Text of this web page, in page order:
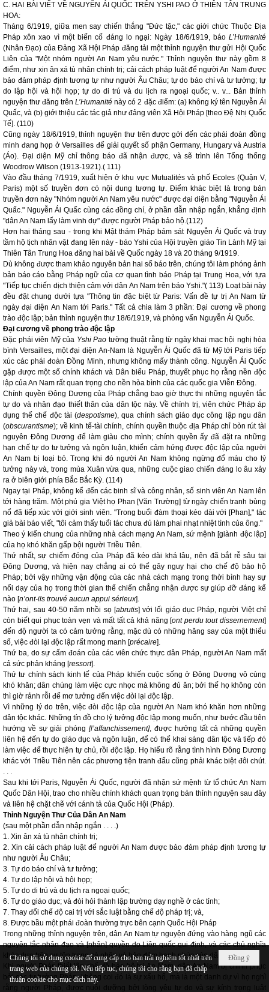
C. HAI BÀI VIẾT VỀ NGUYỄN ÁI QUỐC TRÊN YSHI PAO Ở THIÊN TÂN TRUNG
HOA:
Tháng 6/1919, giữa men say chiến thắng "Đức tặc," các giới chức Thuộc Địa
Pháp xôn xao vì một biến cố đáng lo ngại: Ngày 18/6/1919, báo L’Humanité
(Nhân Đạo) của Đảng Xã Hội Pháp đăng tải một thỉnh nguyện thư gửi Hội Quốc
Liên của "Một nhóm người An Nam yêu nước." Thỉnh nguyện thư này gồm 8
điểm, như xin ân xá tù nhân chính trị; cải cách pháp luật để người An Nam được
bảo đảm pháp định tương tự như người Âu Châu; tự do báo chí và tư tưởng; tự
do lập hội và hội họp; tự do di trú và du lịch ra ngoại quốc; v.. v... Bản thỉnh
nguyện thư đăng trênL’Humaniténày có 2 đặc điểm: (a) không ký tên Nguyễn Ái
Quấc, và (b) giới thiệu các tác giả như đảng viên Xã Hội Pháp [theo Đệ Nhị Quốc
Tế]. (110)
Cũng ngày 18/6/1919, thỉnh nguyện thư trên được gởi đến các phái đoàn đồng
minh đang họp ở Versailles để giải quyết số phận Germany, Hungary và Austria
(Áo). Đại diện Mỹ chỉ thông báo đã nhận được, và sẽ trình lên Tổng thống
Woodrow Wilson (1913-1921).( 111)
Vào đầu tháng 7/1919, xuất hiện ở khu vực Mutualités và phố Ecoles (Quận V,
Paris) một số truyền đơn có nội dung tương tự. Điểm khác biệt là trong bản
truyền đơn này "Nhóm người An Nam yêu nước" được đại diện bằng "Nguyễn Ái
Quấc." Nguyễn Ái Quấc cùng các đồng chí, ở phần dẫn nhập ngắn, khẳng định
"dân An Nam lấy làm vinh dự" được người Pháp bảo hộ.(112)
Hơn hai tháng sau - trong khi Mật thám Pháp bám sát Nguyễn Ái Quốc và truy
tầm hộ tịch nhân vật đang lên này - báo Yshi của Hội truyền giáo Tin Lành Mỹ tại
Thiên Tân Trung Hoa đăng hai bài về Quốc ngày 18 và 20 tháng 9/1919.
Dù không được tham khảo nguyên bản hai số báo trên, chúng tôi làm phóng ảnh
bản báo cáo bằng Pháp ngữ của cơ quan tình báo Pháp tại Trung Hoa, với tựa
"Tiếp tục chiến dịch thiện cảm với dân An Nam trên báo Yshi."( 113) Loạt bài này
đều đặt chung dưới tựa "Thông tin đặc biệt từ Paris: Vấn đề tự trị An Nam từ
ngày đại diện An Nam tới Paris." Tất cả chia làm 3 phần: Đại cương về phong
trào độc lập; bản thỉnh nguyện thư 18/6/1919, và phỏng vấn Nguyễn Ái Quốc.
Đại cương về phong trào độc lập
Đặc phái viên Mỹ của Yshi Pao tường thuật rằng từ ngày khai mạc hội nghị hòa
bình Versailles, một đại diện An-Nam là Nguyễn Ái Quốc đã từ Mỹ tới Paris tiếp
xúc các phái đoàn Đồng Minh, nhưng không mấy thành công. Nguyễn Ái Quốc
gặp được một số chính khách và Dân biểu Pháp, thuyết phục họ rằng nền độc
lập của An Nam rất quan trọng cho nền hòa bình của các quốc gia Viễn Đông.
Chính quyền Đông Dương của Pháp chẳng bao giờ thực thi những nguyên tắc
tự do và nhân đạo thiết thân của dân tộc này. Về chính trị, viên chức Pháp áp
dụng thể chế độc tài (despotisme), qua chính sách giáo dục công lập ngu dân
(obscurantisme); về kinh tế-tài chính, chính quyền thuộc địa Pháp chỉ bòn rút tài
nguyên Đông Dương để làm giàu cho mình; chính quyền ấy đã đặt ra những
hạn chế tự do tư tưởng và ngôn luận, khiến cảm hứng được độc lập của người
An Nam bị loại bỏ. Trong khi đó người An Nam không ngừng đổ máu cho lý
tưởng này và, trong mùa Xuân vừa qua, những cuộc giao chiến đáng lo âu xảy
ra ở biên giới phía Bắc Bắc Kỳ. (114)
Ngay tại Pháp, không kể đến các binh sĩ và công nhân, số sinh viên An Nam lên
tới hàng trăm. Một phú gia Việt họ Phan [Văn Trường] từ ngày chiến tranh bùng
nổ đã tiếp xúc với giới sinh viên. "Trong buổi đàm thoại kéo dài với [Phan]," tác
giả bài báo viết, "tôi cảm thấy tuổi tác chưa đủ làm phai nhạt nhiệt tình của ông."
Theo ý kiến chung của những nhà cách mạng An Nam, sứ mệnh [giành độc lập]
của họ khó khăn gấp bội người Triều Tiên.
Thứ nhất, sự chiếm đóng của Pháp đã kéo dài khá lâu, nên đã bắt rễ sâu tại
Đông Dương, và hiện nay chẳng ai có thể gây nguy hại cho chế độ bảo hộ
Pháp; bởi vậy những vận động của các nhà cách mạng trong thời bình hay sự
nổi dạy của họ trong thời gian thế chiến chẳng nhận được sự giúp đỡ đáng kể
nào [n’ont-ils trouvé aucun appui sérieux].
Thứ hai, sau 40-50 năm nhồi sọ [abrutis] với lối giáo dục Pháp, người Việt chỉ
còn biết qui phục toàn vẹn và mất tất cả khả năng [ont perdu tout dissernement]
đến độ người ta có cảm tưởng rằng, mặc dù có những hăng say của một thiểu
số, việc đòi lại độc lập rất mong manh [précaire].
Thứ ba, do sự cấm đoán của các viên chức thực dân Pháp, người An Nam mất
cả sức phản kháng [ressort].
Thứ tư chính sách kinh tế của Pháp khiến cuộc sống ở Đông Dương vô cùng
khó khăn; dân chúng làm việc cực nhọc mà không đủ ăn; bởi thế họ không còn
thì giờ rảnh rỗi để mơ tưởng đến việc đòi lại độc lập.
Vì những lý do trên, việc đòi độc lập của người An Nam khó khăn hơn những
dân tộc khác. Những tín đồ cho lý tưởng độc lập mong muốn, như bước đầu tiên
hướng về sự giải phóng[l’affanchissement], được hưởng tất cả những quyền
liên hệ đến tự do giáo dục và ngôn luận, để có thể khai sáng dân tộc và tiếp đó
làm việc để thực hiện tự chủ, rồi độc lập. Họ hiểu rõ rằng tình hình Đông Dương
khác với Triều Tiên nên các phương tiện tranh đấu cũng phải khác biệt đôi chút.
. . .
Sau khi tới Paris, Nguyễn Ái Quốc, người đã nhận sứ mệnh từ tổ chức An Nam
Quốc Dân Hội, trao cho nhiều chính khách quan trọng bản thỉnh nguyện sau đây
và liên hệ chặt chẽ với cánh tả của Quốc Hội (Pháp).
Thỉnh Nguyện Thư Của Dân An Nam
(sau một phần dẫn nhập ngắn . . . .)
1. Xin ân xá tù nhân chính trị;
2. Xin cải cách pháp luật để người An Nam được bảo đảm pháp định tương tự
như người Âu Châu;
3. Tự do báo chí và tư tưởng;
4. Tự do lập hội và hội họp;
5. Tự do di trú và du lịch ra ngoại quốc;
6. Tự do giáo dục; và đòi hỏi thành lập trường dạy nghề ở các tỉnh;
7. Thay đổi chế độ cai trị với sắc luật bằng chế độ pháp trị; và,
8. Được bầu một phái đoàn thường trực bên cạnh Quốc Hội Pháp
Trong những thỉnh nguyện trên, dân An Nam tự nguyện đứng vào hàng ngũ các
nguyên tắc nhân đạo và [nhân] quyền do Liên quốc qui định, và các chủ nghĩa
khác dựa trên sự tôn trọng cá nhân và bảo đảm hạnh phúc của dân chúng.
Khi người Pháp thiết lập chế độ bảo hộ tại An Nam, dân An Nam bị chinh phục
bởi các tư tưởng Pháp, không coi đó là sự xấu hổ, mà là một danh dự vì họ nghĩ
rằng người Pháp, được nuôi dưỡng bởi lòng yêu tự do và sự kính trọng luật
Đồng ý
Chúng tôi sử dụng cookie để cung cấp cho bạn trải nghiệm tốt nhất trên
trang web của chúng tôi. Nếu tiếp tục, chúng tôi cho rằng bạn đã chấp
thuận cookie cho mục đích này.